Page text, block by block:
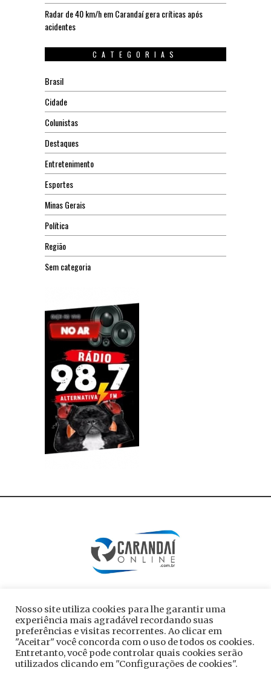
Radar de 40 km/h em Carandaí gera críticas após
acidentes
CATEGORIAS
Brasil
Cidade
Colunistas
Destaques
Entretenimento
Esportes
Minas Gerais
Política
Região
Sem categoria
Nosso site utiliza cookies para lhe garantir uma
experiência mais agradável recordando suas
preferências e visitas recorrentes. Ao clicar em
"Aceitar" você concorda com o uso de todos os cookies.
Entretanto, você pode controlar quais cookies serão
utilizados clicando em "Configurações de cookies".